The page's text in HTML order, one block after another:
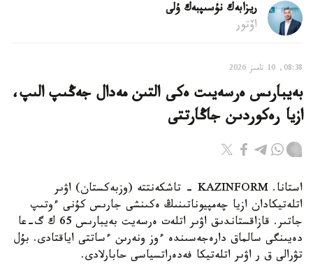
ريزابەك نۇسىپبەك ۇلى
اۆتور
08:38, 10 تامىز 2026
بەيبارىس ەرسەيىت ەكى التىن مەدال جەڭىپ الىپ،
ازيا رەكوردىن جاڭارتتى
استانا. KAZINFORM - تاشكەنتتە (وزبەكستان) اۋىر
اتلەتيكادان ازيا چەمپيوناتىنىڭ ەكىنشى جارىس كۇنى ءوتىپ
جاتىر. قازاقستاندىق اۋىر اتلەت ەرسەيت بەيبارىس 65 ك گ-عا
دەيىنگى سالماق دارەجەسىندە ءوز ونەرىن ءساتتى اياقتادى. بۇل
تۋرالى ق ر اۋىر اتلەتيكا فەدەراتسياسى حابارلادى.